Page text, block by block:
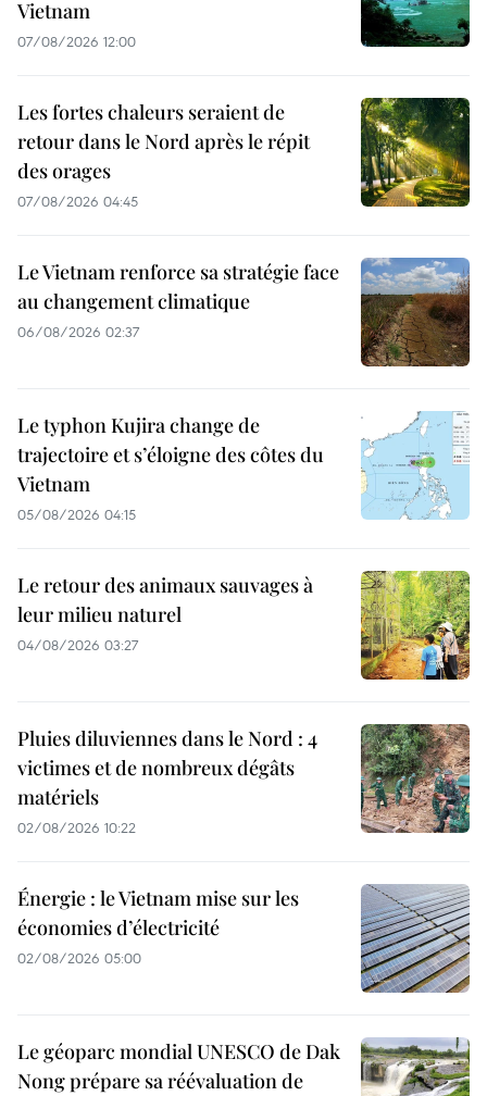
Vietnam
07/08/2026 12:00
Les fortes chaleurs seraient de
retour dans le Nord après le répit
des orages
07/08/2026 04:45
Le Vietnam renforce sa stratégie face
au changement climatique
06/08/2026 02:37
Le typhon Kujira change de
trajectoire et s’éloigne des côtes du
Vietnam
05/08/2026 04:15
Le retour des animaux sauvages à
leur milieu naturel
04/08/2026 03:27
Pluies diluviennes dans le Nord : 4
victimes et de nombreux dégâts
matériels
02/08/2026 10:22
Énergie : le Vietnam mise sur les
économies d’électricité
02/08/2026 05:00
Le géoparc mondial UNESCO de Dak
Nong prépare sa réévaluation de